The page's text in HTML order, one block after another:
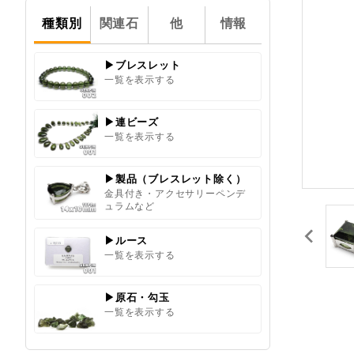
種類別 関連石 他 情報
▶ブレスレット
一覧を表示する
▶連ビーズ
一覧を表示する
▶製品（ブレスレット除く）
金具付き・アクセサリーペンデ
ュラムなど
▶ルース
一覧を表示する
▶原石・勾玉
一覧を表示する